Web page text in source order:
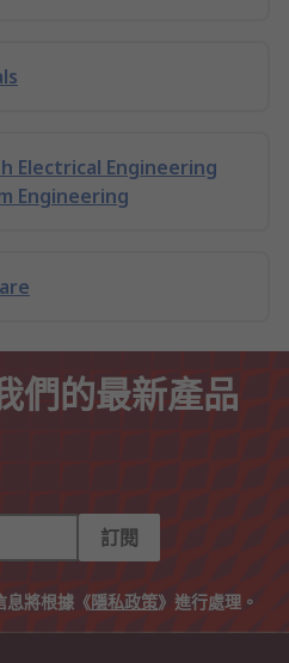
Electrical Engineering
Engineering
們的最新產品
訂閱
息將根據《隱私政策》進行處理。